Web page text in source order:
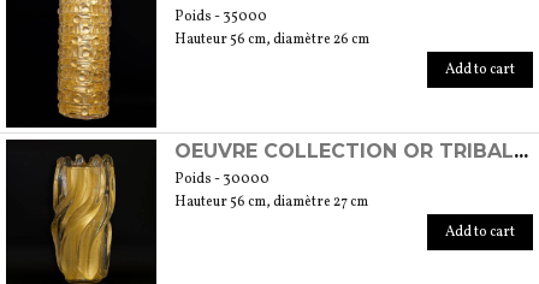
Poids - 35000
Hauteur 56 cm, diamètre 26 cm
Add to cart
OEUVRE COLLECTION OR TRIBALE MOD. 3
Poids - 30000
Hauteur 56 cm, diamètre 27 cm
Add to cart